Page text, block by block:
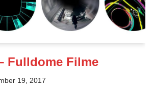
Fulldome Filme
19, 2017